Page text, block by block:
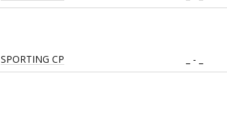
SPORTING CP _ - _